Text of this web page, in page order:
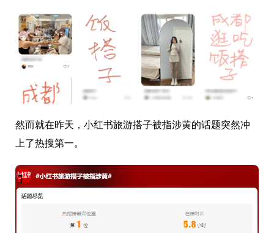
然而就在昨天，小红书旅游搭子被指涉黄的话题突然冲
上了热搜第一。